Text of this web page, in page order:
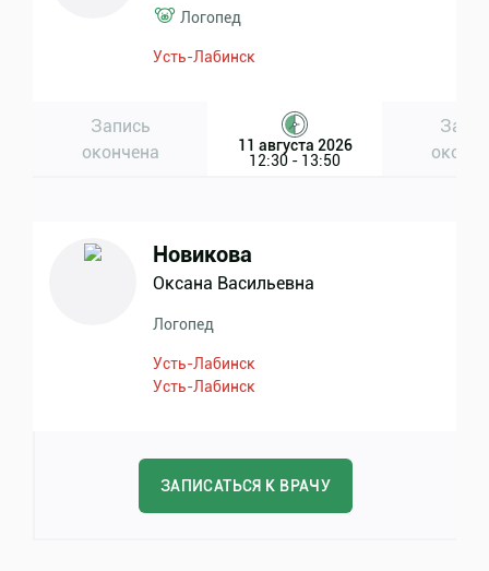
Логопед
Усть-Лабинск
Запись
окончена
11 августа 2026
12:30 - 13:50
Новикова
Оксана Васильевна
Логопед
Усть-Лабинск
Усть-Лабинск
ЗАПИСАТЬСЯ К ВРАЧУ